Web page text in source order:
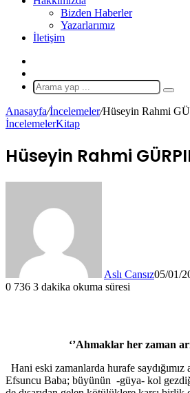
Bizden Haberler
Yazarlarımız
İletişim
Makale
Arama
yap
...
Anasayfa/İncelemeler/Hüseyin Rahmi
İncelemelerKitap
Hüseyin Rahmi
Aslı Cansız05/01/
0 736 3 dakika okuma süresi
‘’Ahmaklar her zaman
Hani eski zamanlarda hurafe
Efsuncu Baba; büyünün -güya- kol